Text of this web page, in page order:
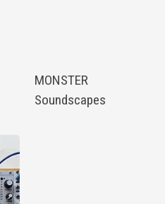
MONSTER
Soundscapes